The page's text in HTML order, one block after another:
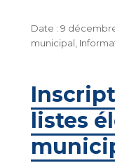
Publié
le
9
municipal
listes